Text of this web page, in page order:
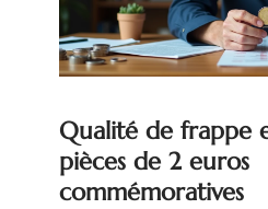
Qualité de frappe
pièces de 2 euros
commémoratives